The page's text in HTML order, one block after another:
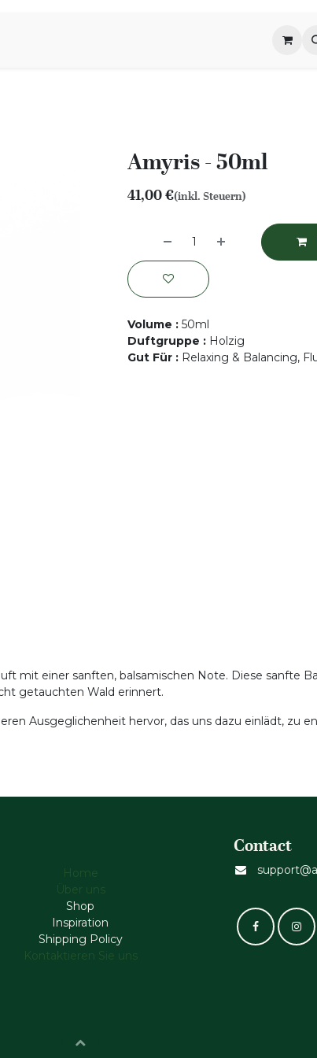
Amyris - 50ml
41,00€(inkl. Steuern)
Volume : 50ml
Duftgruppe : Holzig
Gut Für : Relaxing & Balancing,
mit einer sanften, balsamischen Note. Diese sanfte
getauchten Wald erinnert.
Ausgeglichenheit hervor, das uns dazu einlädt, zu
Home
Über uns
Shop
Inspiration
Shipping Policy
Kontaktieren Sie uns
Contact